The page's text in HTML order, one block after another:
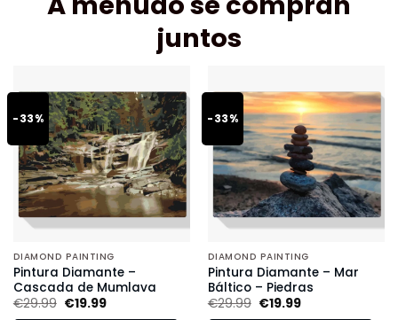
juntos
-33%
DIAMOND PAINTING
Pintura Diamante –
Cascada de Mumlava
€29.99 €19.99
-33%
DIAMOND PAINTING
Pintura Diamante – Mar
Báltico – Piedras
€29.99 €19.99